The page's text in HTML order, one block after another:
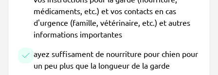
médicaments, etc.) et vos contacts en cas
d'urgence (famille, vétérinaire, etc.) et autres
informations importantes
ayez suffisament de nourriture pour chien pour
un peu plus que la longueur de la garde